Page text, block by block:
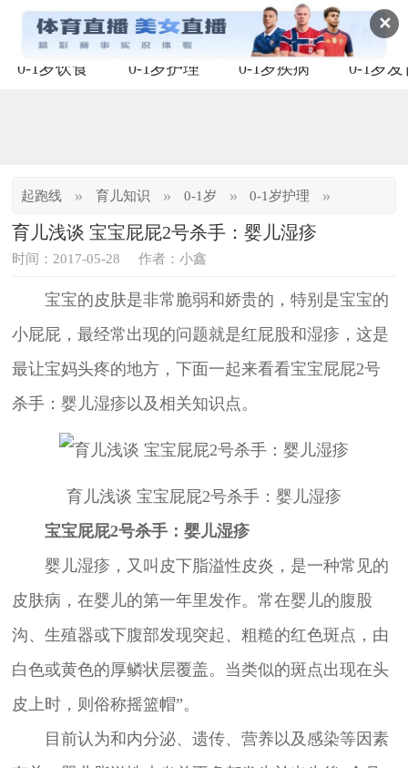
✕
0-1岁饮食 0-1岁护理 0-1岁疾病 0-1岁发
起跑线 » 育儿知识 » 0-1岁 » 0-1岁护理 »
育儿浅谈 宝宝屁屁2号杀手：婴儿湿疹
时间：2017-05-28 作者：小鑫
宝宝的皮肤是非常脆弱和娇贵的，特别是宝宝的
小屁屁，最经常出现的问题就是红屁股和湿疹，这是
最让宝妈头疼的地方，下面一起来看看宝宝屁屁2号
杀手：婴儿湿疹以及相关知识点。
育儿浅谈 宝宝屁屁2号杀手：婴儿湿疹
宝宝屁屁2号杀手：婴儿湿疹
婴儿湿疹，又叫皮下脂溢性皮炎，是一种常见的
皮肤病，在婴儿的第一年里发作。常在婴儿的腹股
沟、生殖器或下腹部发现突起、粗糙的红色斑点，由
白色或黄色的厚鳞状层覆盖。当类似的斑点出现在头
皮上时，则俗称摇篮帽”。
目前认为和内分泌、遗传、营养以及感染等因素